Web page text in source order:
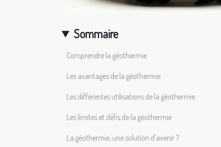
Sommaire
Comprendre la géothermie
Les avantages de la géothermie
Les différentes utilisations de la géothermie
Les limites et défis de la géothermie
La géothermie, une solution d'avenir ?